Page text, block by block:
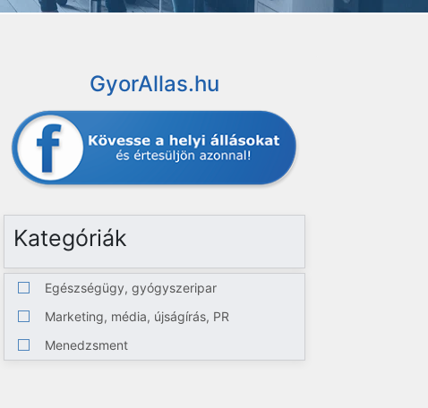
GyorAllas.hu
Kategóriák
Egészségügy, gyógyszeripar
Marketing, média, újságírás, PR
Menedzsment